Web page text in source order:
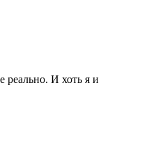
реально. И хоть я и